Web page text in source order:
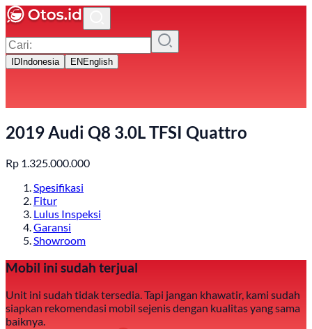
ID Indonesia EN English
2019 Audi Q8 3.0L TFSI Quattro
Rp 1.325.000.000
Spesifikasi
Fitur
Lulus Inspeksi
Garansi
Showroom
Mobil ini sudah terjual
Unit ini sudah tidak tersedia. Tapi jangan khawatir, kami sudah
siapkan rekomendasi mobil sejenis dengan kualitas yang sama
baiknya.